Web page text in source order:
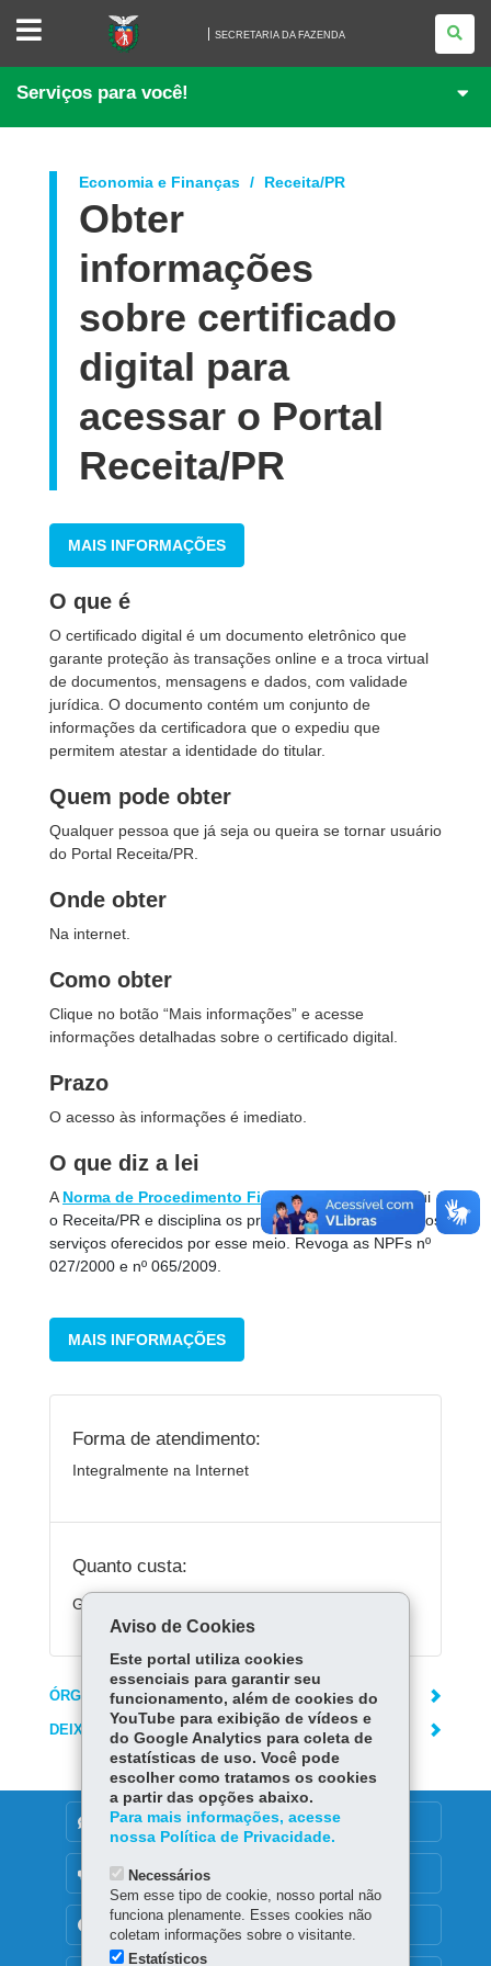
SECRETARIA
FAZENDA
SECRETARIA DA FAZENDA
Serviços para você!
Economia e Finanças Receita/PR
Obter
informações
sobre certificado
digital para
acessar o Portal
Receita/PR
MAIS INFORMAÇÕES
O que é
O certificado digital é um documento eletrônico que
garante proteção às transações online e a troca virtual
de documentos, mensagens e dados, com validade
jurídica. O documento contém um conjunto de
informações da certificadora que o expediu que
permitem atestar a identidade do titular.
Quem pode obter
Qualquer pessoa que já seja ou queira se tornar usuário
do Portal Receita/PR.
Onde obter
Na internet.
Como obter
Clique no botão “Mais informações” e acesse
informações detalhadas sobre o certificado digital.
Prazo
O acesso às informações é imediato.
O que diz a lei
A Norma de Procedimento Fiscal nº 077/2010i
nstitui
o Receita/PR e disciplina os procedimentos relativos aos
serviços oferecidos por esse meio. Revoga as NPFs nº
027/2000 e nº 065/2009.
MAIS INFORMAÇÕES
Forma de atendimento:
Integralmente na Internet
Quanto custa:
Gratuito.
ÓRGÃO RESPONSÁVEL
DEIXE SUA OPINIÃO
DENUNCIE CORRUPÇÃO
OUVIDORIA
TRANSPARÊNCIA INSTITUCIONAL
Aviso de Cookies
Este portal utiliza cookies
essenciais para garantir seu
funcionamento, além de cookies do
YouTube para exibição de vídeos e
do Google Analytics para coleta de
estatísticas de uso. Você pode
escolher como tratamos os cookies
a partir das opções abaixo.
Para mais informações, acesse
nossa Política de Privacidade.
Necessários
Sem esse tipo de cookie, nosso portal não
funciona plenamente. Esses cookies não
coletam informações sobre o visitante.
Estatísticos